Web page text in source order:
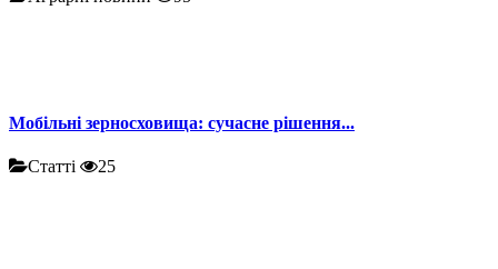
Мобільні зерносховища: сучасне рішення...
Статті 25